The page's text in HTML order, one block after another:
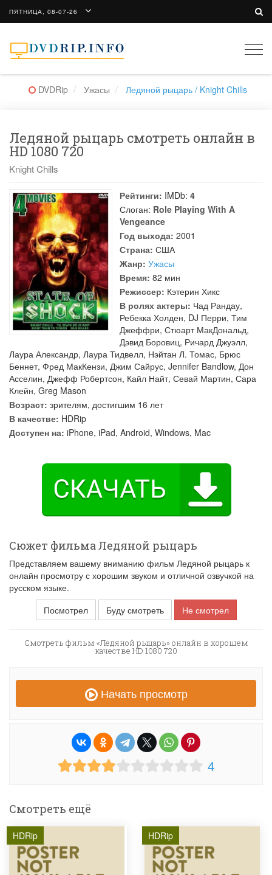
ПЯТНИЦА, 08-07-26
DVDRip Ужасы Ледяной рыцарь / Knight Chills
Ледяной рыцарь смотреть онлайн в
HD 1080 720
Knight Chills
Рейтинги: IMDb: 4
Слоган: Role Playing With A
Vengeance
Год выхода: 2001
Страна: США
Жанр: Ужасы
Время: 82 мин
Режиссер: Кэтерин Хикс
В ролях актеры: Чад Рандау,
Ребекка Холден, DJ Перри, Тим
Джеффри, Стюарт МакДональд,
Дэвид Боровиц, Ричард Джуэлл,
Лаура Александр, Лаура Тидвелл, Нэйтан Л. Томас, Брюс
Беннет, Фред МакКензи, Джим Сайрус, Jennifer Bandlow, Дон
Асселин, Джефф Робертсон, Кайл Найт, Севай Мартин, Сара
Клейн, Greg Mason
Возраст: зрителям, достигшим 16 лет
В качестве: HDRip
Доступен на: iPhone, iPad, Android, Windows, Mac
Сюжет фильма Ледяной рыцарь
Представляем вашему вниманию фильм Ледяной рыцарь к
онлайн просмотру с хорошим звуком и отличной озвучкой на
русском языке.
Посмотрел
Буду смотреть Не смотрел
Смотреть фильм «Ледяной рыцарь» онлайн в хорошем
качестве HD 1080 720
Начать просмотр
4
Смотреть ещё
HDRip HDRip